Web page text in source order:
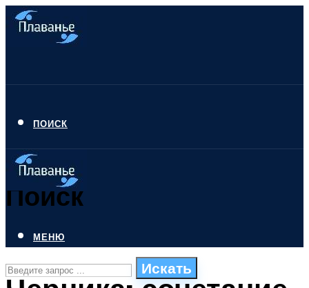
ПОИСК
Поиск
Искать
МЕНЮ